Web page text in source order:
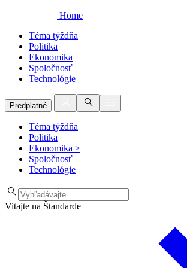
Home
Téma týždňa
Politika
Ekonomika
Spoločnosť
Technológie
Predplatné
Téma týždňa
Politika
Ekonomika >
Spoločnosť
Technológie
Vitajte na Štandarde